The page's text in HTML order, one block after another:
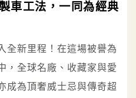
車工法，一同為經典
全新里程！在這場被譽為
，全球名廠、收藏家與愛
成為頂奢威士忌與傳奇超